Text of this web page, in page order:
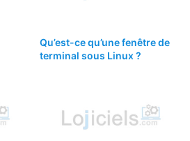
Qu’est-ce qu’une fenêtre de
terminal sous Linux ?